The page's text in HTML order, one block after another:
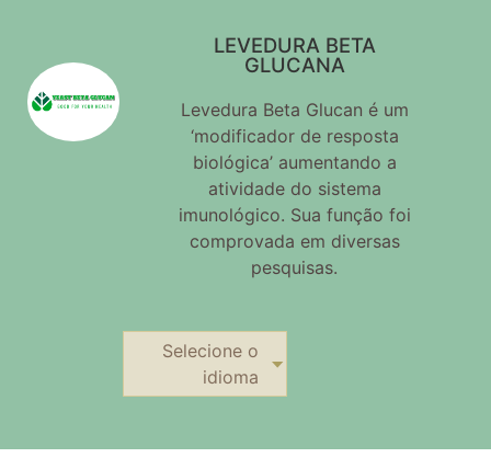
LEVEDURA BETA
GLUCANA
Levedura Beta Glucan é um
‘modificador de resposta
biológica’ aumentando a
atividade do sistema
imunológico. Sua função foi
comprovada em diversas
pesquisas.
Selecione o
idioma